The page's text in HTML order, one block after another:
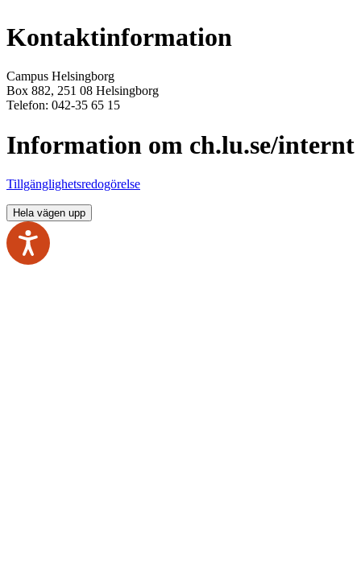
Kontaktinformation
Campus Helsingborg
Box 882, 251 08 Helsingborg
Telefon: 042-35 65 15
Information om ch.lu.se/internt
Tillgänglighetsredogörelse
Hela vägen upp